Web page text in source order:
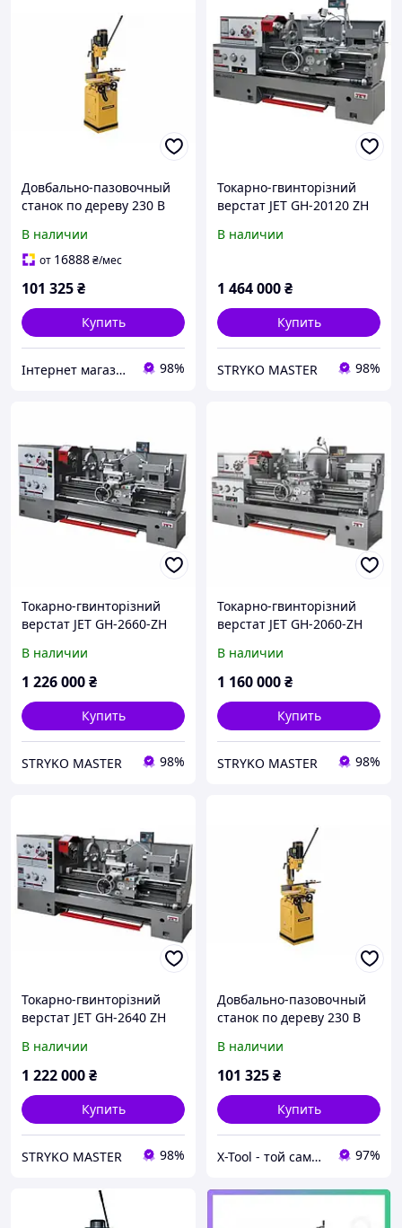
Довбально-пазовочный
станок по дереву 230 В
POWERMATIC 719T
В наличии
от 16888₴/мес
101 325₴
Купить
Інтернет магазин обладнання та інструменту "Чупі" 98%
Токарно-гвинторізний
верстат JET GH-20120 ZH
В наличии
1 464 000₴
Купить
STRYKO MASTER 98%
Токарно-гвинторізний
верстат JET GH-2660-ZH
В наличии
1 226 000₴
Купить
STRYKO MASTER 98%
Токарно-гвинторізний
верстат JET GH-2060-ZH
В наличии
1 160 000₴
Купить
STRYKO MASTER 98%
Токарно-гвинторізний
верстат JET GH-2640 ZH
В наличии
1 222 000₴
Купить
STRYKO MASTER 98%
Довбально-пазовочный
станок по дереву 230 В
POWERMATIC 719T
В наличии
101 325₴
Купить
X-Tool - той самий інструмент! 97%